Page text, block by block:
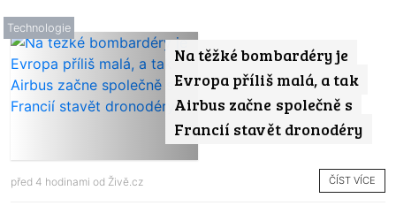
Na těžké bombardéry je
Evropa příliš malá, a tak
Airbus začne společně s
Francií stavět dronodéry
Technologie
před 4 hodinami od Živě.cz ČÍST VÍCE